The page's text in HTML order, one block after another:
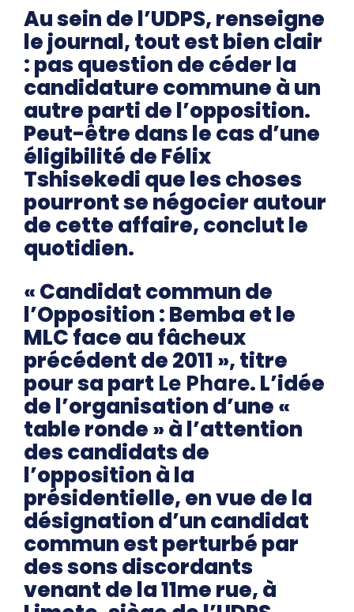
Au sein de l’UDPS, renseigne
le journal, tout est bien clair
: pas question de céder la
candidature commune à un
autre parti de l’opposition.
Peut-être dans le cas d’une
éligibilité de Félix
Tshisekedi que les choses
pourront se négocier autour
de cette affaire, conclut le
quotidien.
« Candidat commun de
l’Opposition : Bemba et le
MLC face au fâcheux
précédent de 2011 », titre
pour sa part Le Phare. L’idée
de l’organisation d’une «
table ronde » à l’attention
des candidats de
l’opposition à la
présidentielle, en vue de la
désignation d’un candidat
commun est perturbé par
des sons discordants
venant de la 11me rue, à